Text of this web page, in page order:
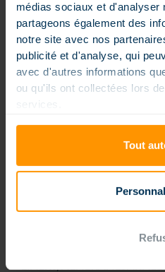
médias sociaux et d'analyser
partageons également des
notre site avec nos
publicité et d'analyse, qui
avec d'autres informations
ou qu'ils ont collectées lors
services.
Tout
Piscine enterrée extérieure ou
ou extra large, formes carrés,
débordement, couloir de nage…
mesure pour répondre à vos
d’automatisme et de gestion
souci permanent de son utilisation